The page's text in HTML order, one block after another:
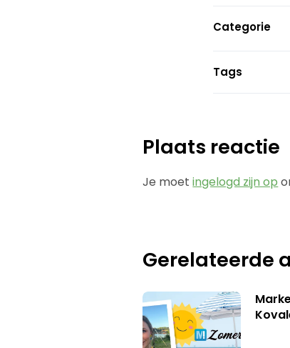
Categorie
Tags
Plaats reactie
Je moetingelogd zijn op
Gerelateerde